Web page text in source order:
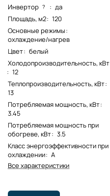
Инвертор ? : да
Площадь, м2: 120
Основные режимы:
охлаждение/нагрев
Цвет: белый
Холодопроизводительность, кВт
: 12
Теплопроизводительность, кВт:
13
Потребляемая мощность, кВт:
3.45
Потребляемая мощность при
обогреве, кВт: 3.5
Класс энергоэффективности при
охлаждении: A
Все характеристики